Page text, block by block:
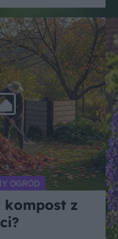
OGRÓD
z